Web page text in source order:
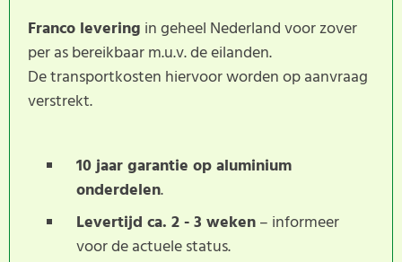
Franco levering in geheel Nederland voor zover
per as bereikbaar m.u.v. de eilanden.
De transportkosten hiervoor worden op aanvraag
verstrekt.
10 jaar garantie op aluminium
onderdelen.
Levertijd ca. 2 - 3 weken– informeer
voor de actuele status.